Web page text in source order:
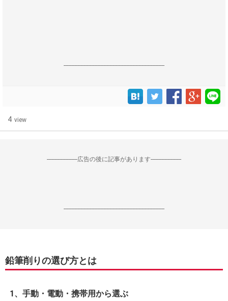
------------------------------------------------------------------
4 view
--------------------広告の後に記事があります--------------------
------------------------------------------------------------------
鉛筆削りの選び方とは
1、手動・電動・携帯用から選ぶ